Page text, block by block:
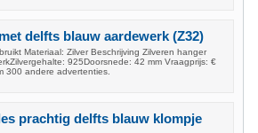
delfts blauw aardewerk (Z32)
Materiaal: Zilver Beschrijving Zilveren hanger
925Doorsnede: 42 mm Vraagprijs: €
300 andere advertenties.
prachtig delfts blauw klompje